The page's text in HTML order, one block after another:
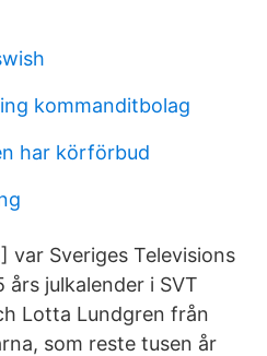
kommanditbolag
har körförbud
var Sveriges Televisions
års julkalender i SVT
Lotta Lundgren från
som reste tusen år